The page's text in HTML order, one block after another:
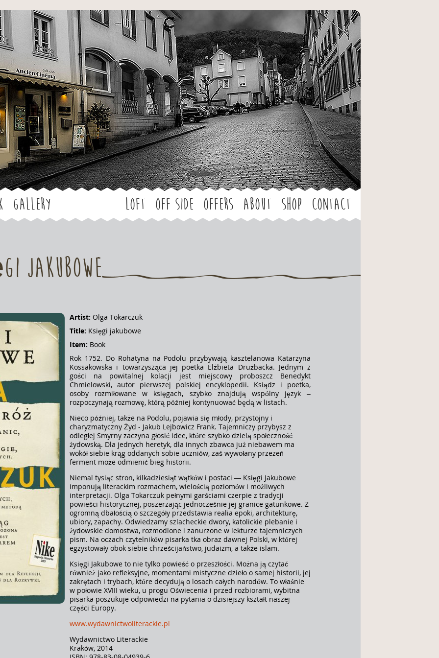
Jump to navigation
Gallery LOFT OFF SIDE Offers About Shop Contact
Jakubowe
Artist: Olga Tokarczuk
Title: Księgi jakubowe
Item: Book
Rok 1752. Do Rohatyna na Podolu przybywają kasztelanowa Katarzyna
Kossakowska i towarzysząca jej poetka Elżbieta Drużbacka. Jednym z
gości na powitalnej kolacji jest miejscowy proboszcz Benedykt
Chmielowski, autor pierwszej polskiej encyklopedii. Ksiądz i poetka,
osoby rozmiłowane w księgach, szybko znajdują wspólny język –
rozpoczynają rozmowę, którą później kontynuować będą w listach.
Nieco później, także na Podolu, pojawia się młody, przystojny i
charyzmatyczny Żyd - Jakub Lejbowicz Frank. Tajemniczy przybysz z
odległej Smyrny zaczyna głosić idee, które szybko dzielą społeczność
żydowską. Dla jednych heretyk, dla innych zbawca już niebawem ma
wokół siebie krąg oddanych sobie uczniów, zaś wywołany przezeń
ferment może odmienić bieg historii.
Niemal tysiąc stron, kilkadziesiąt wątków i postaci — Księgi Jakubowe
imponują literackim rozmachem, wielością poziomów i możliwych
interpretacji. Olga Tokarczuk pełnymi garściami czerpie z tradycji
powieści historycznej, poszerzając jednocześnie jej granice gatunkowe. Z
ogromną dbałością o szczegóły przedstawia realia epoki, architekturę,
ubiory, zapachy. Odwiedzamy szlacheckie dwory, katolickie plebanie i
żydowskie domostwa, rozmodlone i zanurzone w lekturze tajemniczych
pism. Na oczach czytelników pisarka tka obraz dawnej Polski, w której
egzystowały obok siebie chrześcijaństwo, judaizm, a także islam.
Księgi Jakubowe to nie tylko powieść o przeszłości. Można ją czytać
również jako refleksyjne, momentami mistyczne dzieło o samej historii, jej
zakrętach i trybach, które decydują o losach całych narodów. To właśnie
w połowie XVIII wieku, u progu Oświecenia i przed rozbiorami, wybitna
pisarka poszukuje odpowiedzi na pytania o dzisiejszy kształt naszej
części Europy.
www.wydawnictwoliterackie.pl
Wydawnictwo Literackie
Kraków, 2014